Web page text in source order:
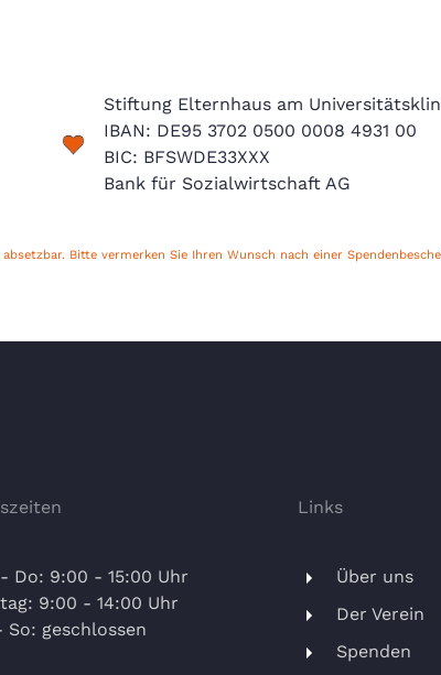
Stiftung Elternhaus am
IBAN: DE95 3702 0500 0008 4931 00
BIC: BFSWDE33XXX
Bank für Sozialwirtschaft AG
Bitte vermerken Sie Ihren Wunsch nach einer
Do: 9:00 - 15:00 Uhr
9:00 - 14:00 Uhr
So: geschlossen
Links
Über uns
Der Verein
Spenden